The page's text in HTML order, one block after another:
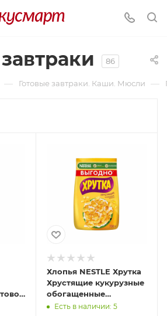
86
— Готовые завтраки. Каши. Мюсли —
Хлопья NESTLE Хрутка
Хрустящие кукурузные
обогащенные
кальцием 290г м/у
Есть в наличии: 5